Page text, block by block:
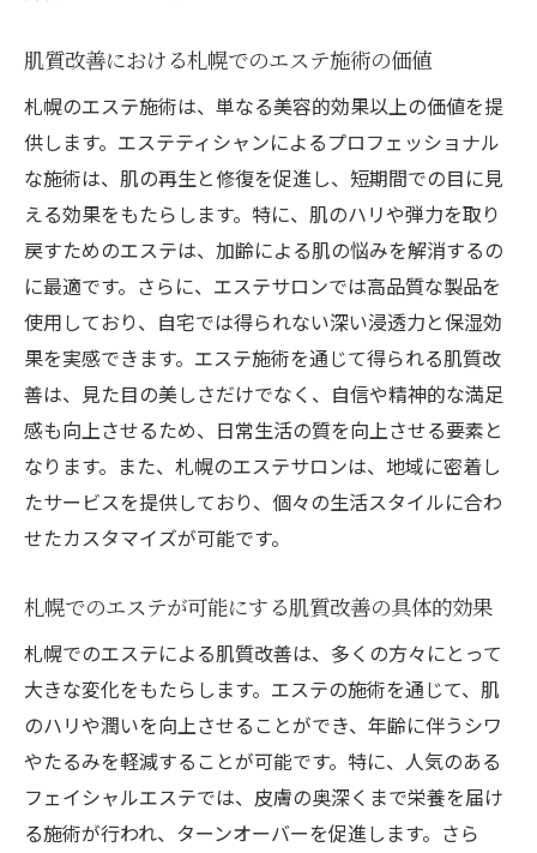
肌質改善における札幌でのエステ施術の価値
札幌のエステ施術は、単なる美容的効果以上の価値を提
供します。エステティシャンによるプロフェッショナル
な施術は、肌の再生と修復を促進し、短期間での目に見
える効果をもたらします。特に、肌のハリや弾力を取り
戻すためのエステは、加齢による肌の悩みを解消するの
に最適です。さらに、エステサロンでは高品質な製品を
使用しており、自宅では得られない深い浸透力と保湿効
果を実感できます。エステ施術を通じて得られる肌質改
善は、見た目の美しさだけでなく、自信や精神的な満足
感も向上させるため、日常生活の質を向上させる要素と
なります。また、札幌のエステサロンは、地域に密着し
たサービスを提供しており、個々の生活スタイルに合わ
せたカスタマイズが可能です。
札幌でのエステが可能にする肌質改善の具体的効果
札幌でのエステによる肌質改善は、多くの方々にとって
大きな変化をもたらします。エステの施術を通じて、肌
のハリや潤いを向上させることができ、年齢に伴うシワ
やたるみを軽減することが可能です。特に、人気のある
フェイシャルエステでは、皮膚の奥深くまで栄養を届け
る施術が行われ、ターンオーバーを促進します。さら